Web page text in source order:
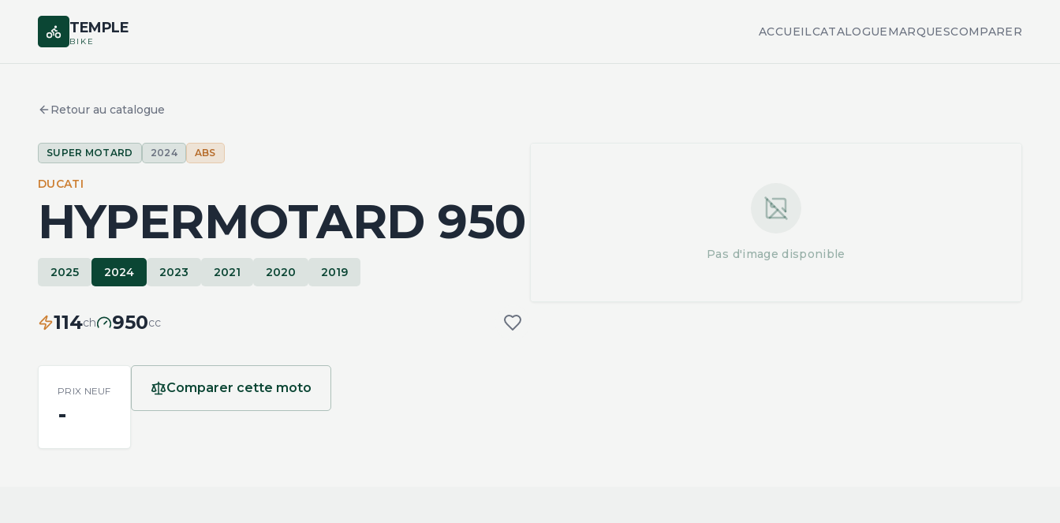
TEMPLE
BIKE
ACCUEILCATALOGUEMARQUESCOMPARER
Retour au catalogue
SUPER MOTARD 2024 ABS
DUCATI
HYPERMOTARD 950
2025 2024 2023 2021 2020 2019
114ch 950cc
PRIX NEUF
-
Comparer cette moto
Pas d'image disponible